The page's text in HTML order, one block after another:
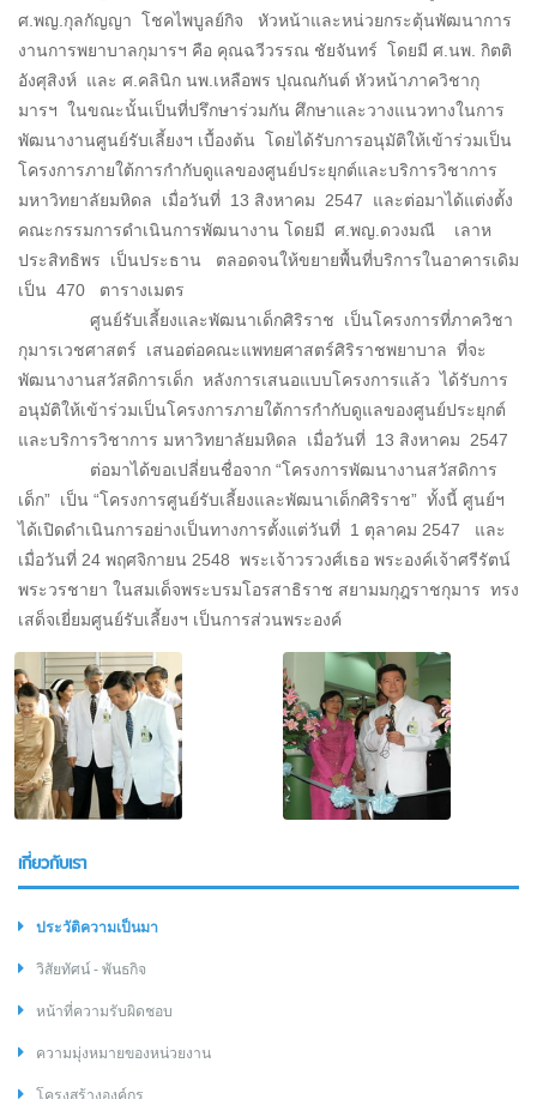
ศ.พญ.กุลกัญญา โชคไพบูลย์กิจ หัวหน้าและหน่วยกระตุ้นพัฒนาการ
งานการพยาบาลกุมารฯ คือ คุณฉวีวรรณ ชัยจันทร์ โดยมี ศ.นพ. กิตติ
อังศุสิงห์ และ ศ.คลินิก นพ.เหลือพร ปุณณกันต์ หัวหน้าภาควิชากุ
มารฯ ในขณะนั้นเป็นที่ปรึกษาร่วมกัน ศึกษาและวางแนวทางในการ
พัฒนางานศูนย์รับเลี้ยงฯ เบื้องต้น โดยได้รับการอนุมัติให้เข้าร่วมเป็น
โครงการภายใต้การกำกับดูแลของศูนย์ประยุกต์และบริการวิชาการ
มหาวิทยาลัยมหิดล เมื่อวันที่ 13 สิงหาคม 2547 และต่อมาได้แต่งตั้ง
คณะกรรมการดำเนินการพัฒนางาน โดยมี ศ.พญ.ดวงมณี เลาห
ประสิทธิพร เป็นประธาน ตลอดจนให้ขยายพื้นที่บริการในอาคารเดิม
เป็น 470 ตารางเมตร
ศูนย์รับเลี้ยงและพัฒนาเด็กศิริราช เป็นโครงการที่ภาควิชา
กุมารเวชศาสตร์ เสนอต่อคณะแพทยศาสตร์ศิริราชพยาบาล ที่จะ
พัฒนางานสวัสดิการเด็ก หลังการเสนอแบบโครงการแล้ว ได้รับการ
อนุมัติให้เข้าร่วมเป็นโครงการภายใต้การกำกับดูแลของศูนย์ประยุกต์
และบริการวิชาการ มหาวิทยาลัยมหิดล เมื่อวันที่ 13 สิงหาคม 2547
ต่อมาได้ขอเปลี่ยนชื่อจาก “โครงการพัฒนางานสวัสดิการ
เด็ก” เป็น “โครงการศูนย์รับเลี้ยงและพัฒนาเด็กศิริราช” ทั้งนี้ ศูนย์ฯ
ได้เปิดดำเนินการอย่างเป็นทางการตั้งแต่วันที่ 1 ตุลาคม 2547 และ
เมื่อวันที่ 24 พฤศจิกายน 2548 พระเจ้าวรวงศ์เธอ พระองค์เจ้าศรีรัตน์
พระวรชายา ในสมเด็จพระบรมโอรสาธิราช สยามมกุฎราชกุมาร ทรง
เสด็จเยี่ยมศูนย์รับเลี้ยงฯ เป็นการส่วนพระองค์
เกี่ยวกับเรา
ประวัติความเป็นมา
วิสัยทัศน์ - พันธกิจ
หน้าที่ความรับผิดชอบ
ความมุ่งหมายของหน่วยงาน
โครงสร้างองค์กร